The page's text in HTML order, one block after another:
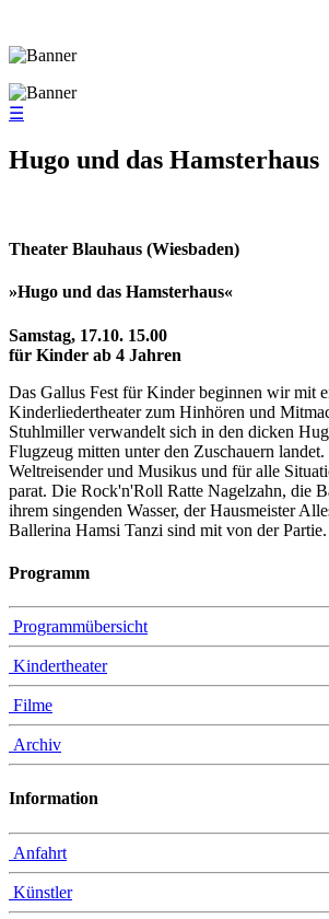
☰
Hugo und das Hamsterhaus
Theater Blauhaus (Wiesbaden)
»Hugo und das Hamsterhaus«
Samstag, 17.10. 15.00
für Kinder ab 4 Jahren
Das Gallus Fest für Kinder beginnen wir mit
Kinderliedertheater zum Hinhören und
Stuhlmiller verwandelt sich in den dicken
Flugzeug mitten unter den Zuschauern
Weltreisender und Musikus und für alle
parat. Die Rock'n'Roll Ratte Nagelzahn, die
ihrem singenden Wasser, der Hausmeister
Ballerina Hamsi Tanzi sind mit von der Partie.
Programm
Programmübersicht
Kindertheater
Filme
Archiv
Information
Anfahrt
Künstler